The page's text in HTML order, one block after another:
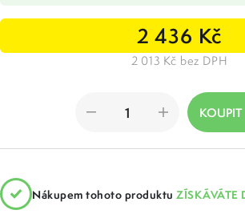
2 436 Kč
2 013 Kč bez DPH
Nákupem tohoto produktu ZÍSKÁVÁTE